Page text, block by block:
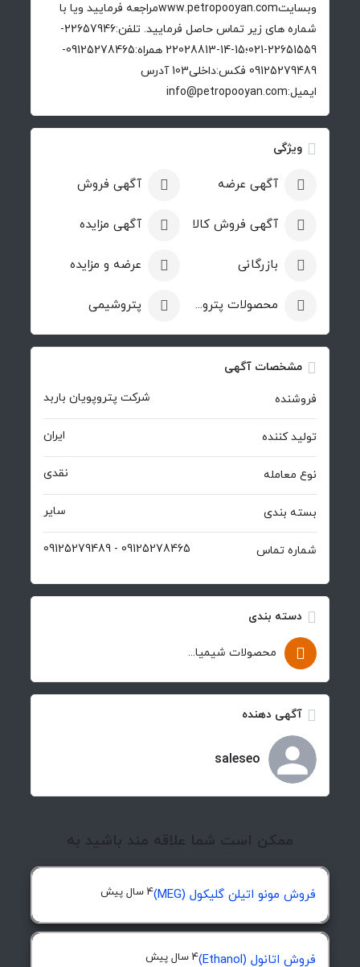
وبسایتwww.petropooyan.comمراجعه فرمایید ویا با
شماره های زیر تماس حاصل فرمایید. تلفن:22657946-
22651559-021؛15-14-22028813 همراه:09125278465-
09125279489 فکس:داخلی103 آدرس
ایمیل:info@petropooyan.com
ویژگی
آگهی عرضه آگهی فروش
آگهی فروش کالا آگهی مزایده
بازرگانی عرضه و مزایده
محصولات پتروشیمی پتروشیمی
مشخصات آگهی
فروشنده شرکت پتروپویان باربد
تولید کننده ایران
نوع معامله نقدی
بسته بندی سایر
شماره تماس 09125278465 - 09125279489
دسته بندی
محصولات شیمیایی
آگهی دهنده
saleseo
ممکن است شما علاقه مند باشید به
فروش مونو اتیلن گلیکول (MEG) 4 سال پیش
فروش اتانول (Ethanol) 4 سال پیش